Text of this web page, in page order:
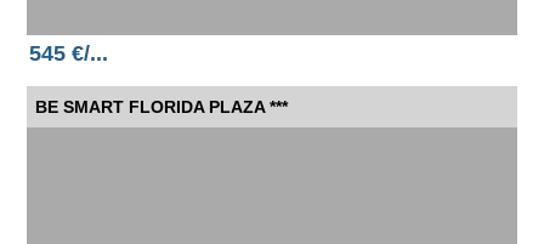
545 €/...
BE SMART FLORIDA PLAZA ***